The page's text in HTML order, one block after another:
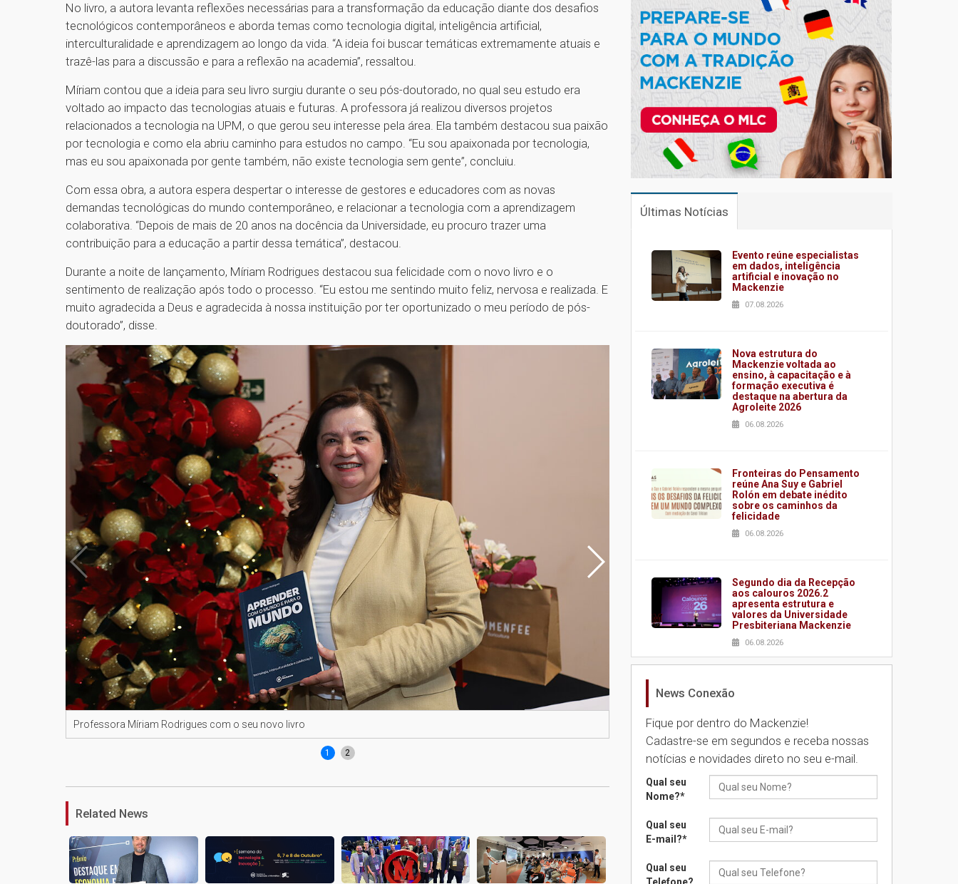
No livro, a autora levanta reflexões necessárias para a transformação da educação diante dos desafios
tecnológicos contemporâneos e aborda temas como tecnologia digital, inteligência artificial,
interculturalidade e aprendizagem ao longo da vida. “A ideia foi buscar temáticas extremamente atuais e
trazê-las para a discussão e para a reflexão na academia”, ressaltou.
Míriam contou que a ideia para seu livro surgiu durante o seu pós-doutorado, no qual seu estudo era
voltado ao impacto das tecnologias atuais e futuras. A professora já realizou diversos projetos
relacionados a tecnologia na UPM, o que gerou seu interesse pela área. Ela também destacou sua paixão
por tecnologia e como ela abriu caminho para estudos no campo. “Eu sou apaixonada por tecnologia,
mas eu sou apaixonada por gente também, não existe tecnologia sem gente”, concluiu.
Com essa obra, a autora espera despertar o interesse de gestores e educadores com as novas
demandas tecnológicas do mundo contemporâneo, e relacionar a tecnologia com a aprendizagem
colaborativa. “Depois de mais de 20 anos na docência da Universidade, eu procuro trazer uma
contribuição para a educação a partir dessa temática”, destacou.
Durante a noite de lançamento, Míriam Rodrigues destacou sua felicidade com o novo livro e o
sentimento de realização após todo o processo. “Eu estou me sentindo muito feliz, nervosa e realizada. E
muito agradecida a Deus e agradecida à nossa instituição por ter oportunizado o meu período de pós-
doutorado”, disse.
Professora Míriam Rodrigues com o seu novo livro Professora assinando o livro
1 2
Related News
Últimas Notícias
Evento reúne especialistas
em dados, inteligência
artificial e inovação no
Mackenzie
07.08.2026
Nova estrutura do
Mackenzie voltada ao
ensino, à capacitação e à
formação executiva é
destaque na abertura da
Agroleite 2026
06.08.2026
Fronteiras do Pensamento
reúne Ana Suy e Gabriel
Rolón em debate inédito
sobre os caminhos da
felicidade
06.08.2026
Segundo dia da Recepção
aos calouros 2026.2
apresenta estrutura e
valores da Universidade
Presbiteriana Mackenzie
06.08.2026
Nova apresentação do
brasileira
05.08.2026
Universidade Mackenzie
realizará nova edição da
05.08.2026
Seminário discute desafios
News Conexão
Fique por dentro do Mackenzie!
Cadastre-se em segundos e receba nossas
notícias e novidades direto no seu e-mail.
Qual seu
Nome?*
Qual seu
E-mail?*
Qual seu